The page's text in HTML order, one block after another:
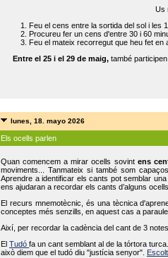
Us
Feu el cens entre la sortida del sol i les
Procureu fer un cens d'entre 30 i 60
Feu el mateix recorregut que heu fet en
Entre el 25 i el 29 de maig, també
lunes, 18. mayo 2026
Els ocells parlen
Quan comencem a mirar ocells sovint ens
moviments... Tanmateix si també som
Aprendre a identificar els cants pot semblar
ens ajudaran a recordar els cants d’alguns
El recurs mnemotècnic, és una tècnica
conceptes més senzills, en aquest cas a
Així, per recordar la cadència del cant de 3
ElTudófa un cant semblant al de la tórtora
això diem que el tudó diu "justícia senyor".